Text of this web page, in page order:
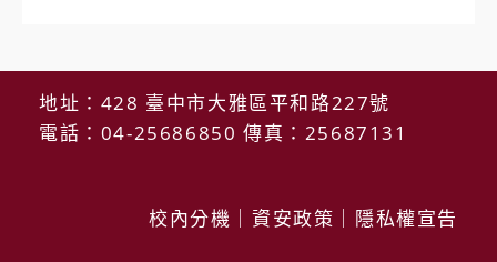
地址：428 臺中市大雅區平和路227號
電話：04-25686850 傳真：25687131
校內分機 資安政策 隱私權宣告